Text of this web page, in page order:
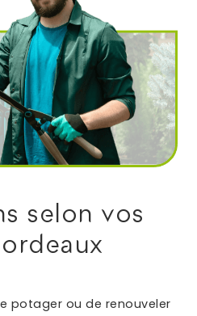
selon vos
potager ou de renouveler
du besoin